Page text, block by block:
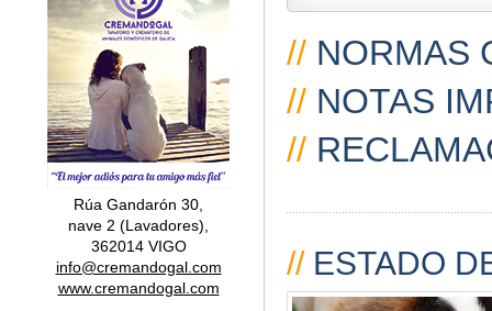
Rúa Gandarón 30,
nave 2 (Lavadores),
362014 VIGO
info@cremandogal.com
www.cremandogal.com
// NORMAS
// NOTAS
//
//ESTADO